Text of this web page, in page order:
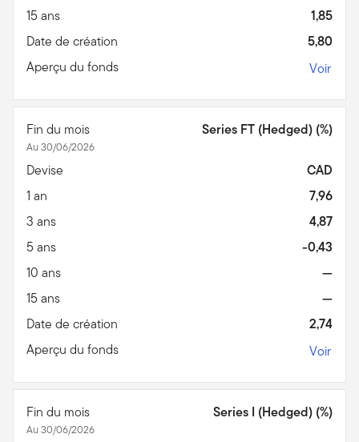
15 ans
1,85
Date de création
5,80
Aperçu du fonds
Voir
Fin du mois
Au 30/06/2026
Series FT (Hedged) (%)
Devise
CAD
1 an
7,96
3 ans
4,87
5 ans
-0,43
10 ans
—
15 ans
—
Date de création
2,74
Aperçu du fonds
Voir
Fin du mois
Au 30/06/2026
Series I (Hedged) (%)